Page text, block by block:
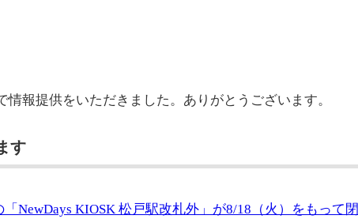
情報提供をいただきました。ありがとうございます。
す
NewDays KIOSK 松戸駅改札外」が8/18（火）をもって閉